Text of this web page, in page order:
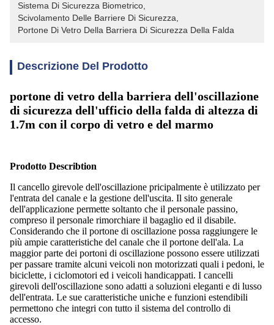
Sistema Di Sicurezza Biometrico
Scivolamento Delle Barriere Di Sicurezza
Portone Di Vetro Della Barriera Di Sicurezza Della Falda
Descrizione Del Prodotto
portone di vetro della barriera dell'oscillazione
di sicurezza dell'ufficio della falda di altezza di
1.7m con il corpo di vetro e del marmo
Prodotto Describtion
Il cancello girevole dell'oscillazione pricipalmente è utilizzato per
l'entrata del canale e la gestione dell'uscita. Il sito generale
dell'applicazione permette soltanto che il personale passino,
compreso il personale rimorchiare il bagaglio ed il disabile.
Considerando che il portone di oscillazione possa raggiungere le
più ampie caratteristiche del canale che il portone dell'ala. La
maggior parte dei portoni di oscillazione possono essere utilizzati
per passare tramite alcuni veicoli non motorizzati quali i pedoni, le
biciclette, i ciclomotori ed i veicoli handicappati. I cancelli
girevoli dell'oscillazione sono adatti a soluzioni eleganti e di lusso
dell'entrata. Le sue caratteristiche uniche e funzioni estendibili
permettono che integri con tutto il sistema del controllo di
accesso.